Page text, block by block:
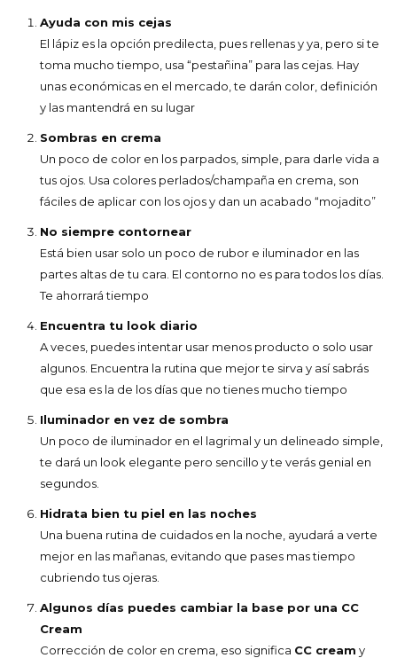
Ayuda con mis cejas
El lápiz es la opción predilecta, pues rellenas y ya, pero si te
toma mucho tiempo, usa “pestañina” para las cejas. Hay
unas económicas en el mercado, te darán color, definición
y las mantendrá en su lugar
Sombras en crema
Un poco de color en los parpados, simple, para darle vida a
tus ojos. Usa colores perlados/champaña en crema, son
fáciles de aplicar con los ojos y dan un acabado “mojadito”
No siempre contornear
Está bien usar solo un poco de rubor e iluminador en las
partes altas de tu cara. El contorno no es para todos los días.
Te ahorrará tiempo
Encuentra tu look diario
A veces, puedes intentar usar menos producto o solo usar
algunos. Encuentra la rutina que mejor te sirva y así sabrás
que esa es la de los días que no tienes mucho tiempo
Iluminador en vez de sombra
Un poco de iluminador en el lagrimal y un delineado simple,
te dará un look elegante pero sencillo y te verás genial en
segundos.
Hidrata bien tu piel en las noches
Una buena rutina de cuidados en la noche, ayudará a verte
mejor en las mañanas, evitando que pases mas tiempo
cubriendo tus ojeras.
Algunos días puedes cambiar la base por una CC
Cream
Corrección de color en crema, eso significa CC cream y